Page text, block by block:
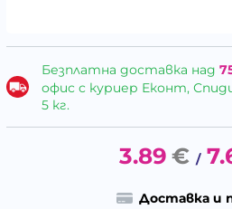
Безплатна доставка над
офис с куриер Еконт,
5 кг.
3.89 € /
Доставка и